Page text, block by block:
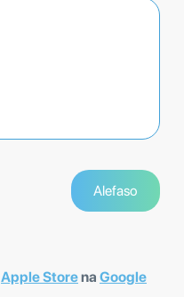
Apple Storena Google